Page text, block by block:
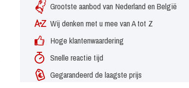
Grootste aanbod van Nederland en België
Wij denken met u mee van A tot Z
Hoge klantenwaardering
Snelle reactie tijd
Gegarandeerd de laagste prijs